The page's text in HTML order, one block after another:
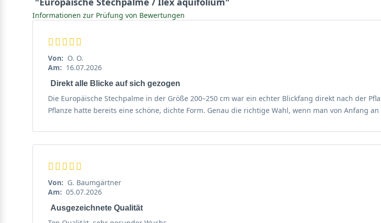
bringen sie die gesamte Pflanze zum Strahlen. Die Früchte des Ilex sind giftig und in keinem Fall
Stechpalme, die keinen Fruchtstand ausbilden. Für die heimischen Vögel Ihres Gartens dienen die
Allgemein zählt der
eines geeigneten Standortes und Bodens die Pflanze in einem gesunden und kräftigen Wachstum
aus. So kann sich die Pflanze optimal mit Nährstoffen und Feuchtigkeit aus dem Boden versorgen.
sonnigen als auch an schattigen Standorten wächst der Ilex heran. Am Standort sollten zusätzlich
umStaunässe
stellt in der Regel keine großen Ansprüche an die Wahl ihres zukünftigen Standortes. Über die
Pflegeempfehlungen für Ilex aquifolium
Informationen zur Prüfung von Bewertungen
Von: O. O.
Am: 16.07.2026
Direkt alle Blicke auf sich gezogen
Die Europäische Stechpalme in der Größe 200–250 cm war ein echter Blickfang direkt nach der
Pflanze hatte bereits eine schöne, dichte Form. Genau die richtige Wahl, wenn man von Anfang
Von: G. Baumgärtner
Am: 05.07.2026
Ausgezeichnete Qualität